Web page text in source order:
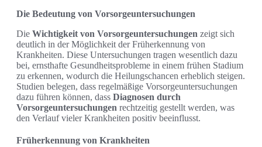
Die Bedeutung von Vorsorgeuntersuchungen
Die Wichtigkeit von Vorsorgeuntersuchungen zeigt sich
deutlich in der Möglichkeit der Früherkennung von
Krankheiten. Diese Untersuchungen tragen wesentlich dazu
bei, ernsthafte Gesundheitsprobleme in einem frühen Stadium
zu erkennen, wodurch die Heilungschancen erheblich steigen.
Studien belegen, dass regelmäßige Vorsorgeuntersuchungen
dazu führen können, dass Diagnosen durch
Vorsorgeuntersuchungen rechtzeitig gestellt werden, was
den Verlauf vieler Krankheiten positiv beeinflusst.
Früherkennung von Krankheiten